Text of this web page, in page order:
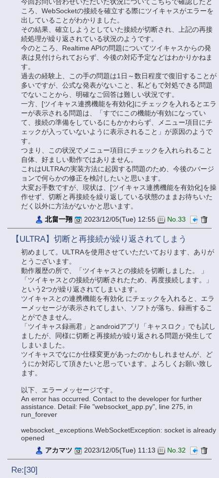
ころ、WebSocketの接続を確立する際にツイキャスがエラーを
出していることがわかりました。
その結果、確立しようとしていた接続が切断され、上記の再接
続処理が繰り返されている状況のようです。
今のところ、Realtime APIの問題についてツイキャスからの発
表は見付けられておらず、今後の対応予定などはわかりかねま
す。
過去の経験上、この手の問題は1日～数日程度で復旧することが
多いですが、公式な発表がないこと、私どもで対処できる問題
でないことから、明確なご回答は難しい状況です。
一方、[ツイキャス連携機能を有効化]にチェックを入れるとエラ
ーが表示される問題は、「すでにこの機能が有効になってい
て、接続の準備をしているにもかかわらず、メニュー項目にチ
ェックが入っていないように表示されること」が原因のようで
す。
つまり、この状況でメニュー項目にチェックを入れられること
自体、好ましい動作ではありません。
これはULTRAの実装方法に起因する問題のため、今後のバージ
ョンで何らかの修正を検討したいと思います。
大変お手数ですが、現状は、[ツイキャス連携機能を有効化]を操
作せず、切断と再接続を繰り返している状態のままお待ちいた
だく以外に方法がないかと思います。
北畠一翔
2023/12/05(Tue) 12:55 No.33
【ULTRA】切断と再接続が繰り返されてしまう
初めまして。ULTRAを使用させていただいております、ありが
とうございます。
動作履歴の所で、「ツイキャスとの接続を切断しました。 」
「ツイキャスとの接続が切断されたため、再度接続します。」
という2つが繰り返されてしまいます。
ツイキャスとの連携機能を有効化 にチェックを入れると、エラ
ーメッセージが表示されてしまい、ソフトが落ち、録画するこ
とができません。
「ツイキャス録画君」とandroidアプリ「キャスロク」でも試し
ましたが、同様に切断と再接続が繰り返される問題が発生して
しまいました。
ツイキャスでなにか仕様変更があったのかもしれませんが、ど
うにか対応して頂きたいと思っています。よろしくお願い致し
ます。
以下、エラーメッセージです。
An error has occurred. Contact to the developer for further
assistance. Detail: File "websocket_app.py", line 275, in
run_forever
websocket._exceptions.WebSocketException: socket is already
opened
アカマツ
2023/12/05(Tue) 11:13 No.32
Re:[30]